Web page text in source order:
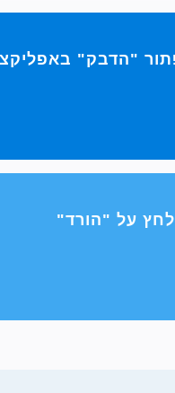
"הדבק"
על "הורד"